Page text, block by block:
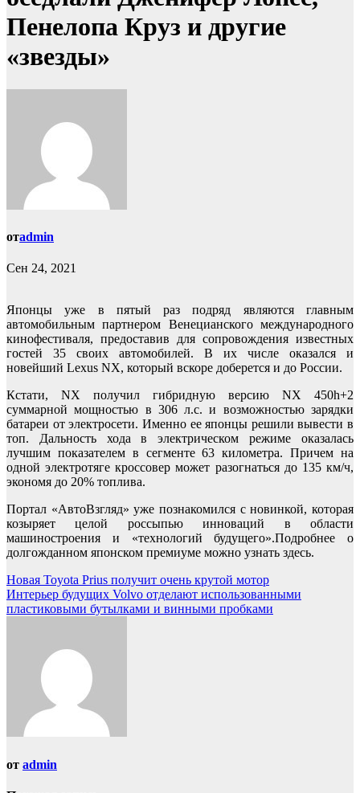
Пенелопа Круз и другие
«звезды»
отadmin
Сен 24, 2021
Японцы уже в пятый раз подряд являются главным
автомобильным партнером Венецианского международного
кинофестиваля, предоставив для сопровождения известных
гостей 35 своих автомобилей. В их числе оказался и
новейший Lexus NX, который вскоре доберется и до России.
Кстати, NX получил гибридную версию NX 450h+2
суммарной мощностью в 306 л.с. и возможностью зарядки
батареи от электросети. Именно ее японцы решили вывести в
топ. Дальность хода в электрическом режиме оказалась
лучшим показателем в сегменте 63 километра. Причем на
одной электротяге кроссовер может разогнаться до 135 км/ч,
экономя до 20% топлива.
Портал «АвтоВзгляд» уже познакомился с новинкой, которая
козыряет целой россыпью инноваций в области
машиностроения и «технологий будущего».Подробнее о
долгожданном японском премиуме можно узнать здесь.
Навигация
по
Новая Toyota Prius получит очень крутой мотор
Интерьер будущих Volvo отделают использованными
пластиковыми бутылками и винными пробками
от admin